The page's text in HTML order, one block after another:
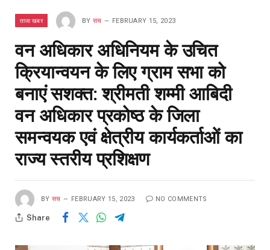
ताजा खबर BY सच FEBRUARY 15, 2023
वन अधिकार अधिनियम के उचित
क्रियान्वयन के लिए ग्राम सभा को
बनाएं सशक्त: श्रीमती शम्मी आबिदी
वन अधिकार प्रकोष्ठ के जिला
समन्वयक एवं क्षेत्रीय कार्यकर्ताओं का
राज्य स्तरीय प्रशिक्षण
BY सच FEBRUARY 15, 2023 NO COMMENTS
Share